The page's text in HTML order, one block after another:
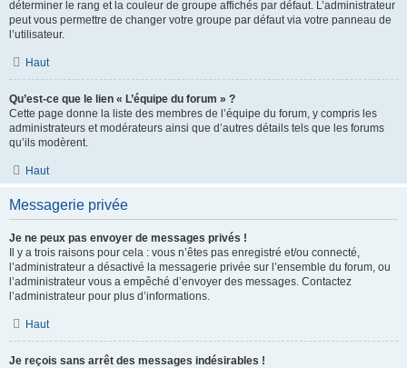
déterminer le rang et la couleur de groupe affichés par défaut. L’administrateur
peut vous permettre de changer votre groupe par défaut via votre panneau de
l’utilisateur.
Haut
Qu’est-ce que le lien « L’équipe du forum » ?
Cette page donne la liste des membres de l’équipe du forum, y compris les
administrateurs et modérateurs ainsi que d’autres détails tels que les forums
qu’ils modèrent.
Haut
Messagerie privée
Je ne peux pas envoyer de messages privés !
Il y a trois raisons pour cela : vous n’êtes pas enregistré et/ou connecté,
l’administrateur a désactivé la messagerie privée sur l’ensemble du forum, ou
l’administrateur vous a empêché d’envoyer des messages. Contactez
l’administrateur pour plus d’informations.
Haut
Je reçois sans arrêt des messages indésirables !